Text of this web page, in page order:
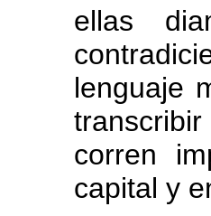
ellas
lenguaje
corren
capital y